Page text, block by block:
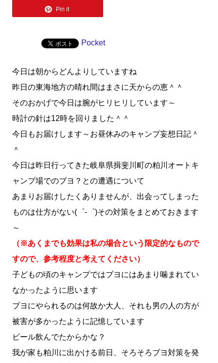
Pin it
Pocket
今日は朝からどんよりしていますね
昨日の東海地方の晴れ間はまさに天からの恵＾＾
そのおかげで今日は腕がヒリヒリしています～
時計の針は12時を回りました＾＾
今日もお届けします～お昼休みのキャンプ妄想日記＾
＾
今日は昨日行ってきた岐阜県揖斐川町の粕川オートキ
ャンプ場でのブヨ？との遭遇について
あまりお届けしたくありませんが、出会ってしまった
ものは仕方がない(゜-゜)その対策をまとめておきます
～
（※あくまでも効果は私の場合という限定的なもので
すので、参考程度と考えてください）
子どもの頃のキャンプではブヨにはあまり噛まれてい
なかったように思います
ブヨにやられるのは何故か大人、それも男の人の方が
被害が多かったように記憶しています
ビール飲んでたからかな？
我が家も粕川に出かける前日、そろそろブヨ対策を発